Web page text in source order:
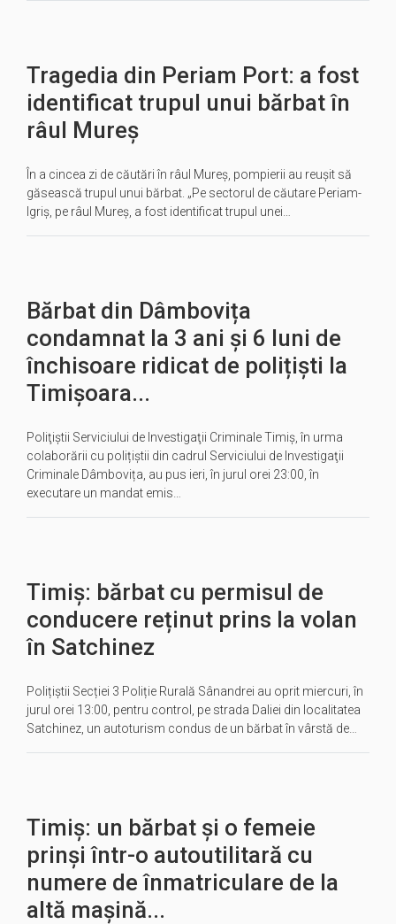
Tragedia din Periam Port: a fost
identificat trupul unui bărbat în
râul Mureș
În a cincea zi de căutări în râul Mureș, pompierii au reușit să
găsească trupul unui bărbat. „Pe sectorul de căutare Periam-
Igriș, pe râul Mureș, a fost identificat trupul unei…
Bărbat din Dâmbovița
condamnat la 3 ani și 6 luni de
închisoare ridicat de polițiști la
Timișoara...
Poliţiştii Serviciului de Investigaţii Criminale Timiș, în urma
colaborării cu polițiștii din cadrul Serviciului de Investigaţii
Criminale Dâmbovița, au pus ieri, în jurul orei 23:00, în
executare un mandat emis…
Timiș: bărbat cu permisul de
conducere reținut prins la volan
în Satchinez
Polițiștii Secției 3 Poliție Rurală Sânandrei au oprit miercuri, în
jurul orei 13:00, pentru control, pe strada Daliei din localitatea
Satchinez, un autoturism condus de un bărbat în vârstă de…
Timiș: un bărbat și o femeie
prinși într-o autoutilitară cu
numere de înmatriculare de la
altă mașină...